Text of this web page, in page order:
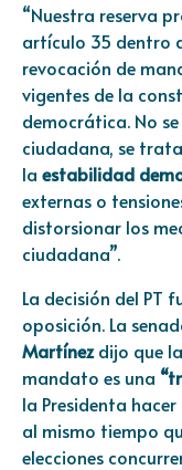
“Nuestra reserva
artículo 35 dentro
revocación de
vigentes de la
democrática. No
ciudadana, se
la estabilidad
externas o
distorsionar los
ciudadana”.
La decisión del PT
oposición. La
Martínezdijo que
mandato es una
la Presidenta
al mismo tiempo
elecciones